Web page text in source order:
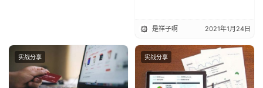
是祥子啊 2021年1月24日
实战分享 实战分享